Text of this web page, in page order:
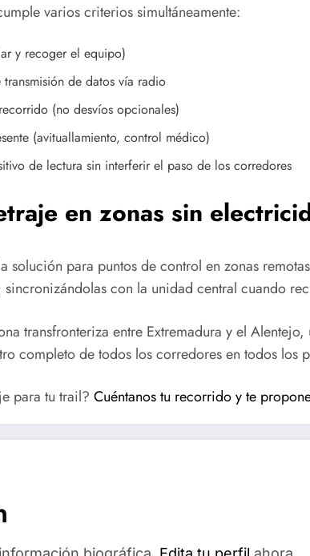
varios criterios simultáneamente:
y recoger el equipo)
de datos vía radio
(no desvíos opcionales)
(avituallamiento, control médico)
de lectura sin interferir el paso de los corredores
en zonas sin
solución para puntos de control en zonas
con la unidad central cuando
transfronteriza entre Extremadura y el
completo de todos los corredores en todos los
para tu trail? Cuéntanos tu recorrido y te